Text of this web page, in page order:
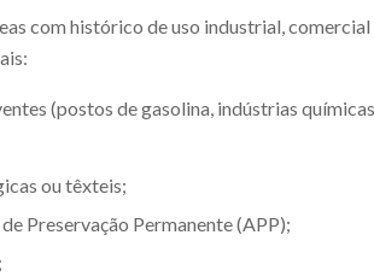
com histórico de uso industrial, comercial
(postos de gasolina, indústrias
ou têxteis;
Preservação Permanente (APP);